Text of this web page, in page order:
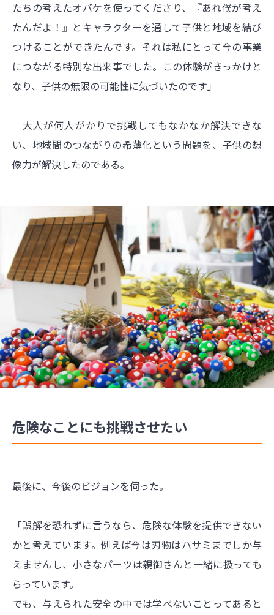
たちの考えたオバケを使ってくださり、『あれ僕が考え
たんだよ！』とキャラクターを通して子供と地域を結び
つけることができたんです。それは私にとって今の事業
につながる特別な出来事でした。この体験がきっかけと
なり、子供の無限の可能性に気づいたのです」
大人が何人がかりで挑戦してもなかなか解決できな
い、地域間のつながりの希薄化という問題を、子供の想
像力が解決したのである。
危険なことにも挑戦させたい
最後に、今後のビジョンを伺った。
「誤解を恐れずに言うなら、危険な体験を提供できない
かと考えています。例えば今は刃物はハサミまでしか与
えませんし、小さなパーツは親御さんと一緒に扱っても
らっています。
でも、与えられた安全の中では学べないことってあると